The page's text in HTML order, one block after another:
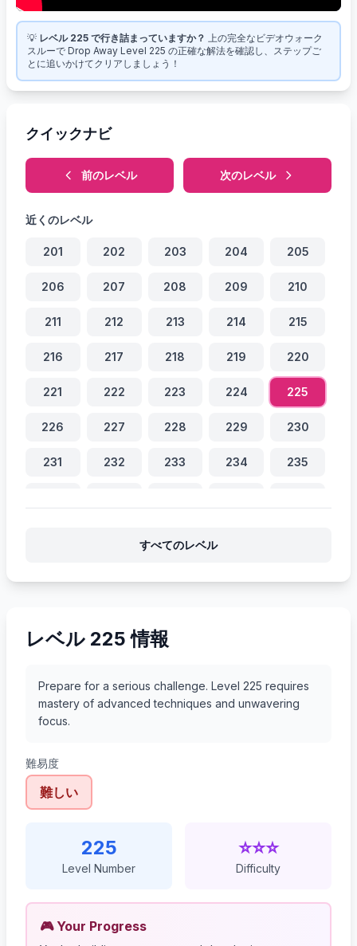
💡 レベル 225 で行き詰まっていますか？
上の完全なビデオウォーク
スルーで Drop Away Level 225 の正確な解法を確認し、ステップご
とに追いかけてクリアしましょう！
クイックナビ
前のレベル 次のレベル
近くのレベル
201 202 203 204 205
206 207 208 209 210
211 212 213 214 215
216 217 218 219 220
221 222 223 224 225
226 227 228 229 230
231 232 233 234 235
すべてのレベル
レベル 225 情報
Prepare for a serious challenge. Level 225 requires
mastery of advanced techniques and unwavering
focus.
難易度
難しい
225
Level Number
⭐⭐⭐
Difficulty
🎮 Your Progress